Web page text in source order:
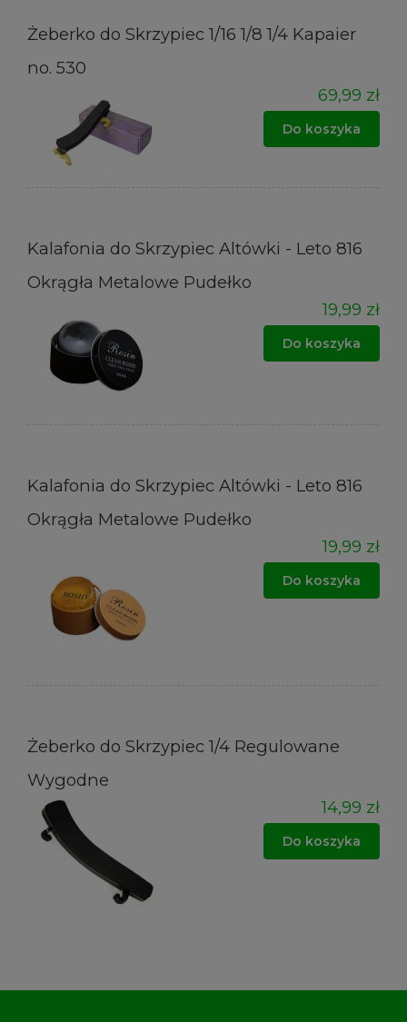
Żeberko do Skrzypiec 1/16 1/8 1/4 Kapaier
no. 530
69,99 zł
Do koszyka
Kalafonia do Skrzypiec Altówki - Leto 816
Okrągła Metalowe Pudełko
19,99 zł
Do koszyka
Kalafonia do Skrzypiec Altówki - Leto 816
Okrągła Metalowe Pudełko
19,99 zł
Do koszyka
Żeberko do Skrzypiec 1/4 Regulowane
Wygodne
14,99 zł
Do koszyka